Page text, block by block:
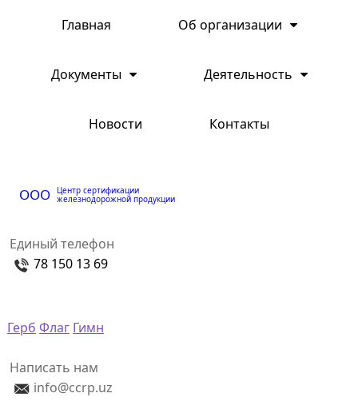
Главная Об организации
Документы Деятельность
Новости Контакты
ООО Центр сертификации
железнодорожной продукции
Единый телефон
78 150 13 69
Герб Флаг Гимн
Написать нам
info@ccrp.uz